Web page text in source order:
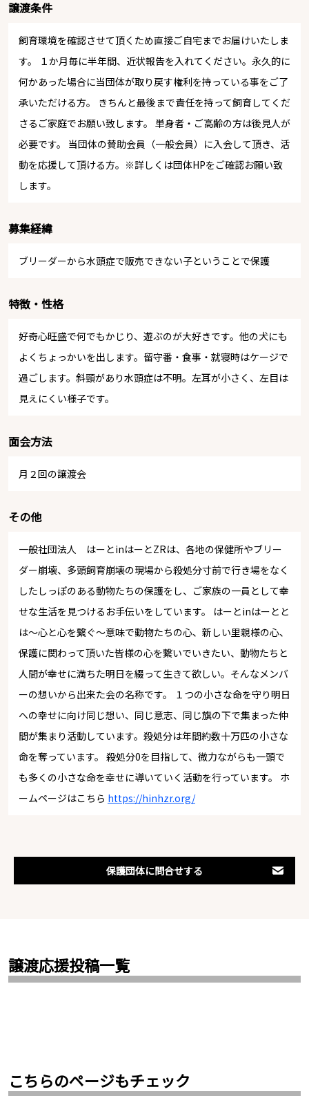
譲渡条件
飼育環境を確認させて頂くため直接ご自宅までお届けいたしま
す。 １か月毎に半年間、近状報告を入れてください。永久的に
何かあった場合に当団体が取り戻す権利を持っている事をご了
承いただける方。 きちんと最後まで責任を持って飼育してくだ
さるご家庭でお願い致します。 単身者・ご高齢の方は後見人が
必要です。 当団体の賛助会員（一般会員）に入会して頂き、活
動を応援して頂ける方。※詳しくは団体HPをご確認お願い致
します。
募集経緯
ブリーダーから水頭症で販売できない子ということで保護
特徴・性格
好奇心旺盛で何でもかじり、遊ぶのが大好きです。他の犬にも
よくちょっかいを出します。留守番・食事・就寝時はケージで
過ごします。斜頸があり水頭症は不明。左耳が小さく、左目は
見えにくい様子です。
面会方法
月２回の譲渡会
その他
一般社団法人 はーとinはーとZRは、各地の保健所やブリー
ダー崩壊、多頭飼育崩壊の現場から殺処分寸前で行き場をなく
したしっぽのある動物たちの保護をし、ご家族の一員として幸
せな生活を見つけるお手伝いをしています。 はーとinはーとと
は～心と心を繋ぐ～意味で動物たちの心、新しい里親様の心、
保護に関わって頂いた皆様の心を繋いでいきたい、動物たちと
人間が幸せに満ちた明日を綴って生きて欲しい。そんなメンバ
ーの想いから出来た会の名称です。 １つの小さな命を守り明日
への幸せに向け同じ想い、同じ意志、同じ旗の下で集まった仲
間が集まり活動しています。殺処分は年間約数十万匹の小さな
命を奪っています。 殺処分0を目指して、微力ながらも一頭で
も多くの小さな命を幸せに導いていく活動を行っています。 ホ
ームページはこちら https://hinhzr.org/
保護団体に問合せする
譲渡応援投稿一覧
こちらのページもチェック